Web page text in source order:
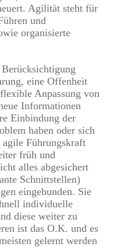
Agilität steht für
und
organisierte
eine Offenheit
Anpassung von
Informationen
Einbindung der
haben oder sich
Führungskraft
früh und
alles abgesichert
Schnittstellen)
eingebunden. Sie
individuelle
diese weiter zu
ist das O.K. und es
gelernt werden